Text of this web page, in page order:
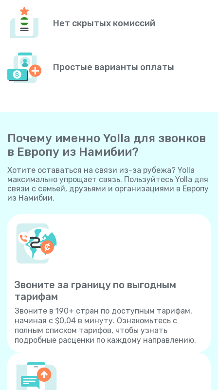
Нет скрытых комиссий
Простые варианты оплаты
Почему именно Yolla для звонков
в Европу из Намибии?
Хотите оставаться на связи из-за рубежа? Yolla
максимально упрощает связь. Пользуйтесь Yolla для
связи с семьей, друзьями и организациями в Европу
из Намибии.
Звоните за границу по выгодным
тарифам
Звоните в 190+ стран по доступным тарифам,
начиная с $0,04 в минуту. Ознакомьтесь с
полным списком тарифов, чтобы узнать
подробные расценки по каждому направлению.